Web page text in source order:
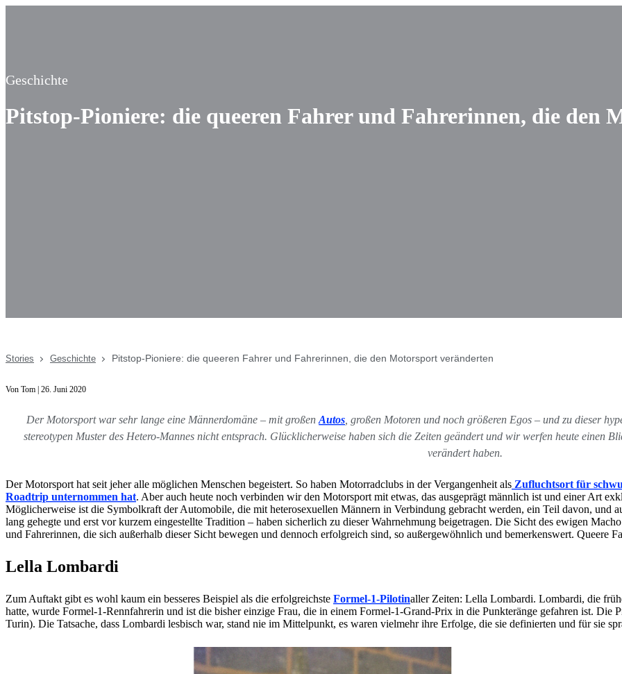
Geschichte
Pitstop-Pioniere: die queeren Fahrer und Fahrerinnen, die den
Stories Geschichte Pitstop-Pioniere: die queeren Fahrer und Fahrerinnen, die den Motorsport veränderten
Von Tom | 26. Juni 2020
Der Motorsport war sehr lange eine Männerdomäne – mit großen Autos , großen Motoren und noch größeren Egos – und zu dieser
stereotypen Muster des Hetero-Mannes nicht entsprach. Glücklicherweise haben sich die Zeiten geändert und wir werfen heute einen
verändert haben.
Der Motorsport hat seit jeher alle möglichen Menschen begeistert. So haben Motorradclubs in der Vergangenheit als Zufluchtsort für
Roadtrip unternommen hat. Aber auch heute noch verbinden wir den Motorsport mit etwas, das ausgeprägt männlich ist und einer Art
Möglicherweise ist die Symbolkraft der Automobile, die mit heterosexuellen Männern in Verbindung gebracht werden, ein Teil davon, und
lang gehegte und erst vor kurzem eingestellte Tradition – haben sicherlich zu dieser Wahrnehmung beigetragen. Die Sicht des ewigen
und Fahrerinnen, die sich außerhalb dieser Sicht bewegen und dennoch erfolgreich sind, so außergewöhnlich und bemerkenswert. Queere
Lella Lombardi
Zum Auftakt gibt es wohl kaum ein besseres Beispiel als die erfolgreichste Formel-1-Pilotinaller Zeiten: Lella Lombardi. Lombardi, die
hatte, wurde Formel-1-Rennfahrerin und ist die bisher einzige Frau, die in einem Formel-1-Grand-Prix in die Punkteränge gefahren ist. Die
Turin). Die Tatsache, dass Lombardi lesbisch war, stand nie im Mittelpunkt, es waren vielmehr ihre Erfolge, die sie definierten und für sie